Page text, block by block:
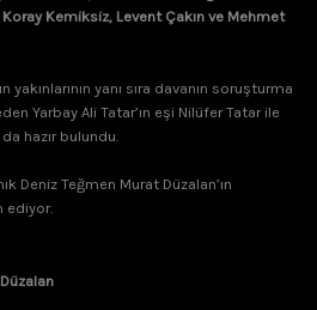
Koray Kemiksiz, Levent Çakın ve Mehmet
yakınlarının yanı sıra davanın soruşturma
Yarbay Ali Tatar’ın eşi Nilüfer Tatar ile
hazır bulundu.
Deniz Teğmen Murat Düzalan’ın
ediyor.